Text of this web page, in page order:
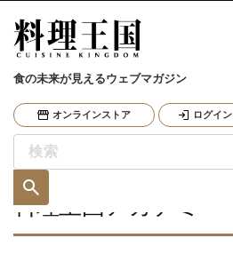
食の未来が見えるウェブマガジン
オンラインストア ログイン
料理王国アカデミー